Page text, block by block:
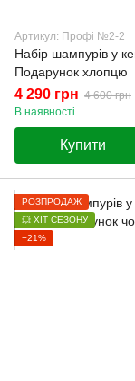
Артикул: Профі №2-2
Набір шампурів у
Подарунок хлопцю
4 290 грн 4 600 грн
В наявності
Купити
РОЗПРОДАЖ
💥 ХІТ СЕЗОНУ
−21%